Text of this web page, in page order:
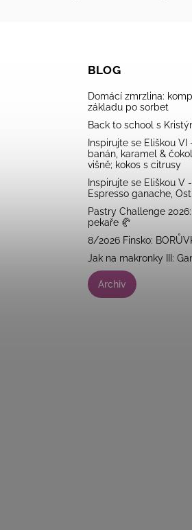
BLOG
Domácí zmrzlina:
základu po sorbet
Back to school s
Inspirujte se Eliškou
banán, karamel &
višně; kokos s citrusy
Inspirujte se Eliškou V
Espresso ganache,
Pastry Challenge
pekaře 🥐
8/2026 Finsko:
Jak na makronky III:
Archiv